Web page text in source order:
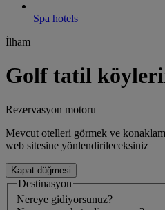
Spa hotels
İlham
Golf tatil
Rezervasyon motoru
Mevcut otelleri görmek ve
web sitesine yönlendirileceksiniz
Kapat düğmesi
Destinasyon
Nereye gidiyorsunuz?